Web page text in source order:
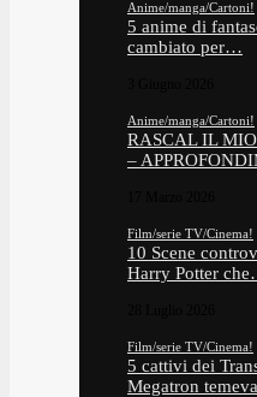
Anime/manga/Cartoni!
5 anime di
cambiato per…
Anime/manga/Cartoni!
RASCAL IL
–
Film/serie TV/Cinema!
10 Scene
Harry Potter
Film/serie TV/Cinema!
5 cattivi dei
Megatron